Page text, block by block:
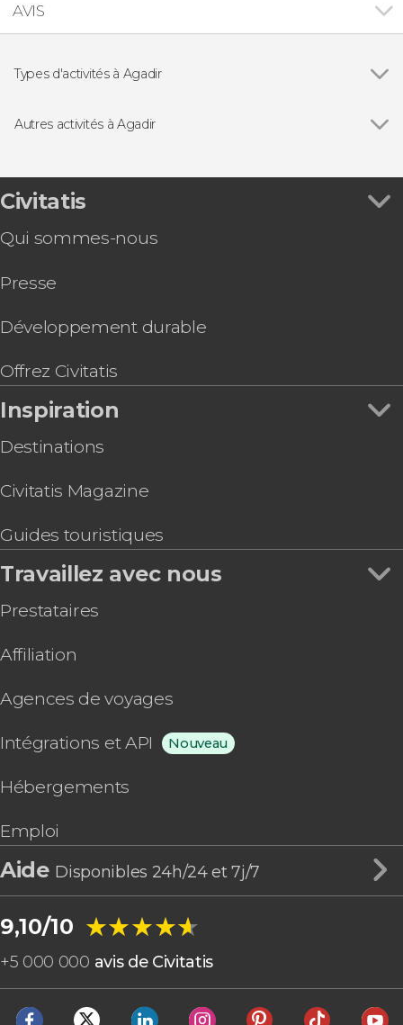
AVIS
Types d'activités à Agadir
Visites guidées et free tours
Autres activités à Agadir
Hammam traditionnel à l'Argan Palace
Balade en quad à Agadir
avec dîner
Balade dans le désert en buggy
Téléphérique d'Agadir
Cours de tajine marocain à Agadir
Civitatis
Qui sommes-nous
Presse
Développement durable
Offrez Civitatis
Inspiration
Destinations
Civitatis Magazine
Guides touristiques
Travaillez avec nous
Prestataires
Affiliation
Agences de voyages
Intégrations et API Nouveau
Hébergements
Emploi
Aide Disponibles 24h/24 et 7j/7
9,10/10 ★★★★★
★★★★★
+5 000 000 avis de Civitatis